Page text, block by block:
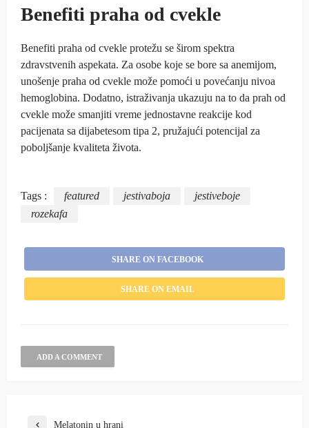
Benefiti praha od cvekle
Benefiti praha od cvekle protežu se širom spektra
zdravstvenih aspekata. Za osobe koje se bore sa anemijom,
unošenje praha od cvekle može pomoći u povećanju nivoa
hemoglobina. Dodatno, istraživanja ukazuju na to da prah od
cvekle može smanjiti vreme jednostavne reakcije kod
pacijenata sa dijabetesom tipa 2, pružajući potencijal za
poboljšanje kvaliteta života.
Tags : featured jestivaboja
jestiveboje
rozekafa
SHARE ON FACEBOOK
SHARE ON EMAIL
ADD A COMMENT
Melatonin u hrani